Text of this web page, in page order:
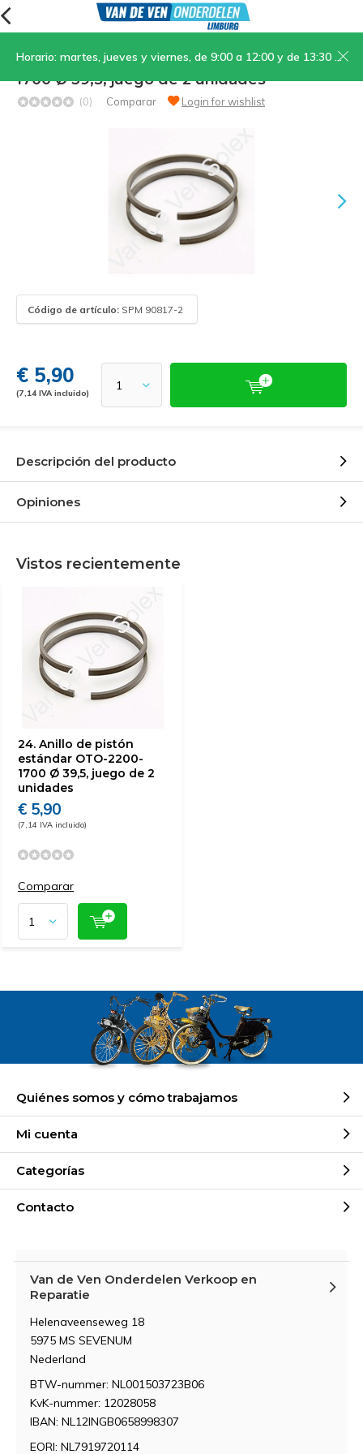
Horario: martes, jueves y viernes, de 9:00 a 12:00 y de 13:30 a 17:00; sábados, de 9:00 a 12:00
24. Anillo de pistón estándar OTO-2200-
1700 Ø 39,5, juego de 2 unidades
(0) Comparar Login for wishlist
Código de artículo: SPM 90817-2
€ 5,90
(7,14 IVA incluido)
Descripción del producto
Opiniones
Vistos recientemente
24. Anillo de pistón
estándar OTO-2200-
1700 Ø 39,5, juego de 2
unidades
€ 5,90
(7,14 IVA incluido)
Comparar
Quiénes somos y cómo trabajamos
Mi cuenta
Categorías
Contacto
Van de Ven Onderdelen Verkoop en
Reparatie
Helenaveenseweg 18
5975 MS SEVENUM
Nederland
BTW-nummer: NL001503723B06
KvK-nummer: 12028058
IBAN: NL12INGB0658998307
EORI: NL7919720114